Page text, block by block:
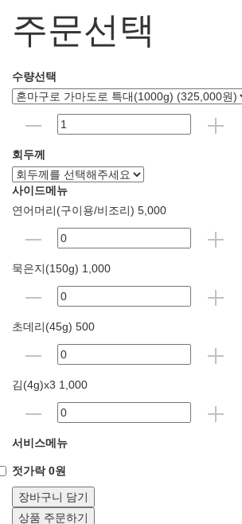
주문선택
수량선택
회두께
사이드메뉴
연어머리(구이용/비조리) 5,000
묵은지(150g) 1,000
초데리(45g) 500
김(4g)x3 1,000
서비스메뉴
젓가락 0원
장바구니 담기
상품 주문하기